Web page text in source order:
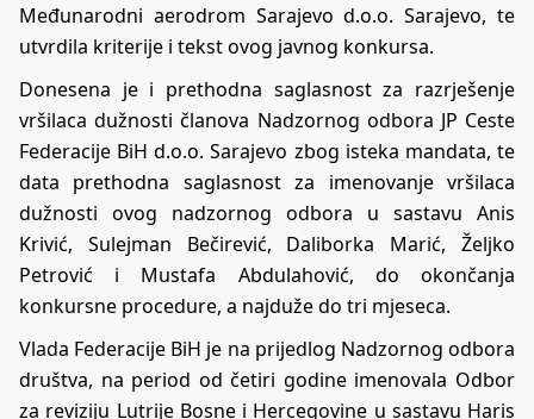
Međunarodni aerodrom Sarajevo d.o.o. Sarajevo, te
utvrdila kriterije i tekst ovog javnog konkursa.
Donesena je i prethodna saglasnost za razrješenje
vršilaca dužnosti članova Nadzornog odbora JP Ceste
Federacije BiH d.o.o. Sarajevo zbog isteka mandata, te
data prethodna saglasnost za imenovanje vršilaca
dužnosti ovog nadzornog odbora u sastavu Anis
Krivić, Sulejman Bečirević, Daliborka Marić, Željko
Petrović i Mustafa Abdulahović, do okončanja
konkursne procedure, a najduže do tri mjeseca.
Vlada Federacije BiH je na prijedlog Nadzornog odbora
društva, na period od četiri godine imenovala Odbor
za reviziju Lutrije Bosne i Hercegovine u sastavu Haris